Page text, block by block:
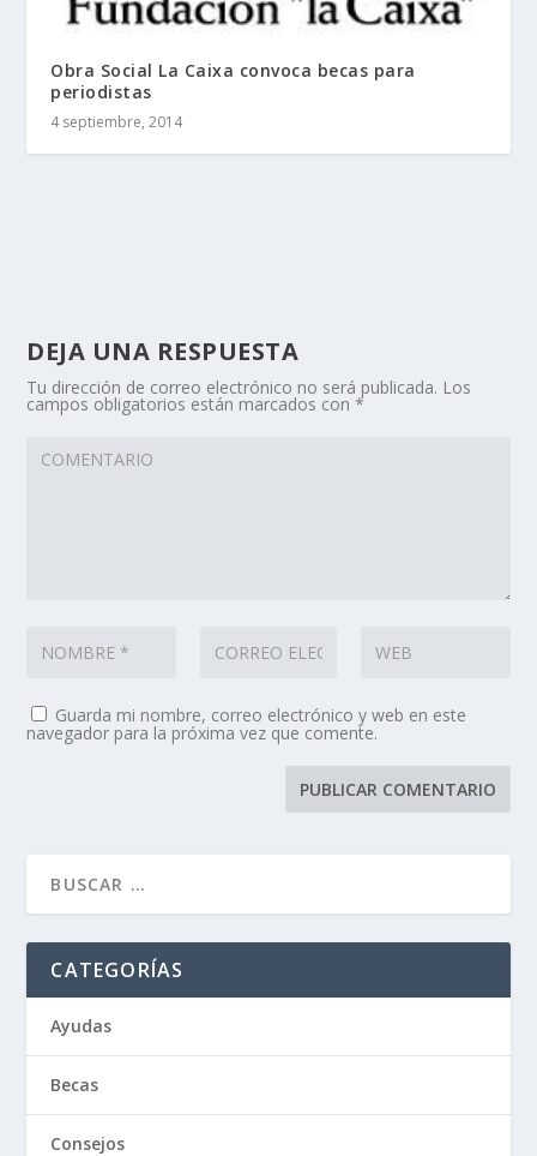
Obra Social La Caixa convoca becas para
periodistas
4 septiembre, 2014
DEJA UNA RESPUESTA
Tu dirección de correo electrónico no será publicada. Los
campos obligatorios están marcados con*
Guarda mi nombre, correo electrónico y web en este
navegador para la próxima vez que comente.
CATEGORÍAS
Ayudas
Becas
Consejos